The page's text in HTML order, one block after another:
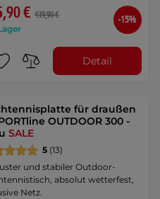
€ 439,90 €
-15%
Detail
für draußen
OUTDOOR 300 -
SALE
5 (13)
und stabiler Outdoor-
absolut wetterfest,
Netz.